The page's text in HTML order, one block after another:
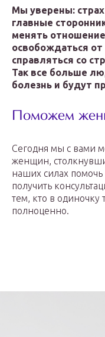
Мы уверены:
главные
менять
освобождаться
справляться со
Так все больше
болезнь и будут
Поможем
Сегодня мы с вами
женщин,
наших силах
получить
тем, кто в одиночку
полноценно.